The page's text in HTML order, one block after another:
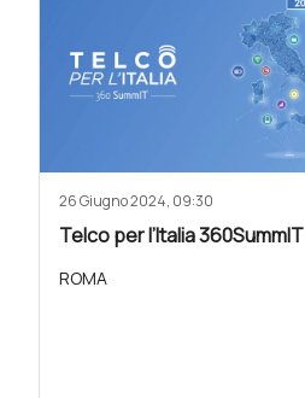
26 Giugno 2024, 09:30
Telco per l’Italia 360SummIT
ROMA